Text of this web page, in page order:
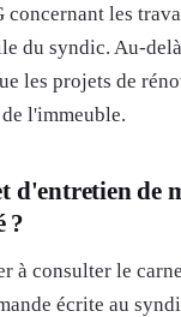
concernant les
du syndic. Au-
les projets de
l'immeuble.
d'entretien de
?
à consulter le
écrite au